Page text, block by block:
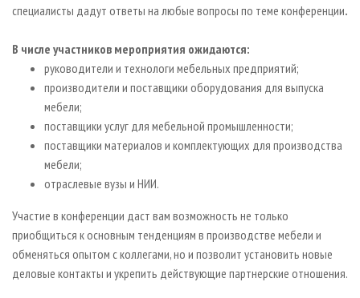
специалисты дадут ответы на любые вопросы по теме конференции.
В числе участников мероприятия ожидаются:
руководители и технологи мебельных предприятий;
производители и поставщики оборудования для выпуска
мебели;
поставщики услуг для мебельной промышленности;
поставщики материалов и комплектующих для производства
мебели;
отраслевые вузы и НИИ.
Участие в конференции даст вам возможность не только
приобщиться к основным тенденциям в производстве мебели и
обменяться опытом с коллегами, но и позволит установить новые
деловые контакты и укрепить действующие партнерские отношения.